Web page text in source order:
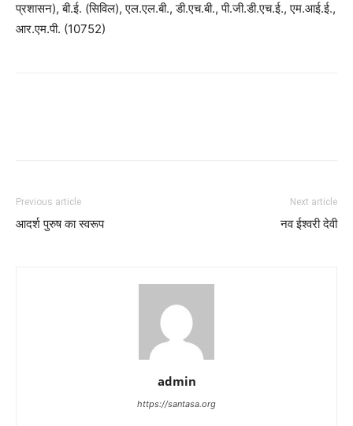
प्रशासन), बी.ई. (सिविल), एल.एल.बी., डी.एच.बी., पी.जी.डी.एच.ई., एम.आई.ई.,
आर.एम.पी. (10752)
Previous article
आदर्श पुरुष का स्वरूप
Next article
नव ईश्वरी देवी
admin
https://santasa.org